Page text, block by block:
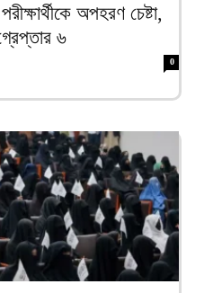
অপহরণ চেষ্টা,
৬
0